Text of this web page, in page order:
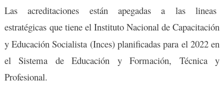
Las acreditaciones están apegadas a las lineas
estratégicas que tiene el Instituto Nacional de Capacitación
y Educación Socialista (Inces) planificadas para el 2022 en
el Sistema de Educación y Formación, Técnica y
Profesional.